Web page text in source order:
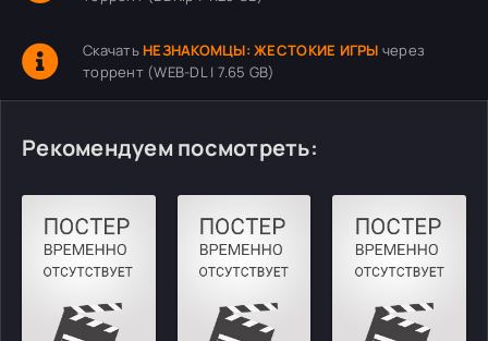
Скачать НЕЗНАКОМЦЫ: ЖЕСТОКИЕ ИГРЫ через
торрент (WEB-DL | 7.65 GB)
Рекомендуем посмотреть: